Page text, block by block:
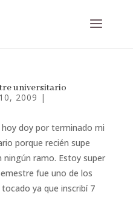
universitario
2009 |
doy por terminado mi
porque recién supe
ramo. Estoy super
fue uno de los
ya que inscribí 7